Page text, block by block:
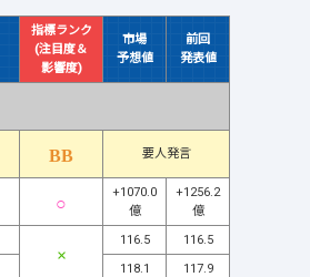
指標ランク
(注目度＆
影響度)
市場
予想値
前回
発表値
要人発言
+1070.0
億
+1256.2
億
116.5
116.5
118.1 117.9